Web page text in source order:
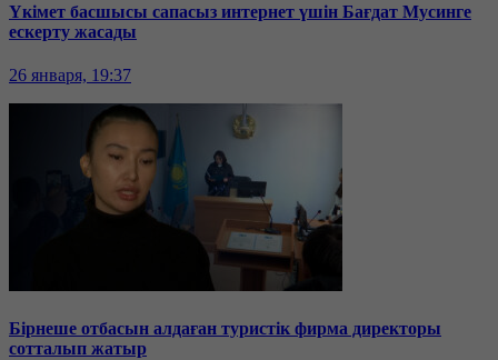
Үкімет басшысы сапасыз интернет үшін Бағдат Мусинге
ескерту жасады
26 января, 19:37
Бірнеше отбасын алдаған туристік фирма директоры
сотталып жатыр